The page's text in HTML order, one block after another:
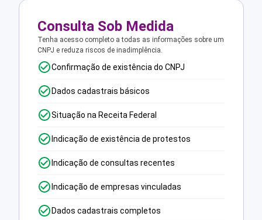
Consulta Sob Medida
Tenha acesso completo a todas as informações sobre um
CNPJ e reduza riscos de inadimplência.
Confirmação de existência do CNPJ
Dados cadastrais básicos
Situação na Receita Federal
Indicação de existência de protestos
Indicação de consultas recentes
Indicação de empresas vinculadas
Dados cadastrais completos